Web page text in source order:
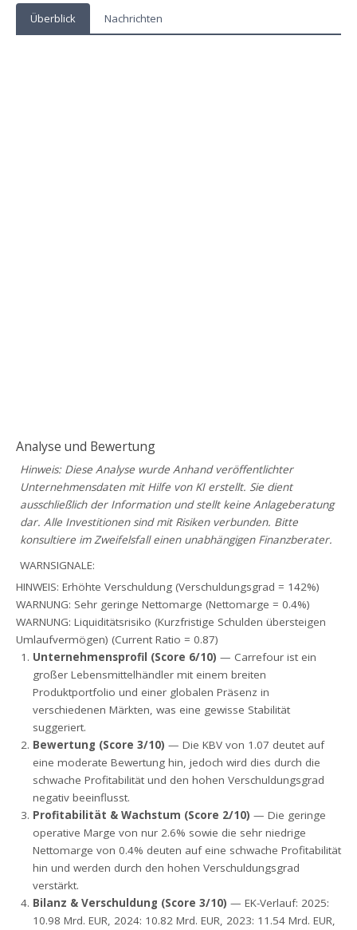
Überblick Nachrichten
Analyse und Bewertung
Hinweis: Diese Analyse wurde Anhand veröffentlichter
Unternehmensdaten mit Hilfe von KI erstellt. Sie dient
ausschließlich der Information und stellt keine Anlageberatung
dar. Alle Investitionen sind mit Risiken verbunden. Bitte
konsultiere im Zweifelsfall einen unabhängigen Finanzberater.
WARNSIGNALE:
HINWEIS: Erhöhte Verschuldung (Verschuldungsgrad = 142%)
WARNUNG: Sehr geringe Nettomarge (Nettomarge = 0.4%)
WARNUNG: Liquiditätsrisiko (Kurzfristige Schulden übersteigen
Umlaufvermögen) (Current Ratio = 0.87)
Unternehmensprofil (Score 6/10) — Carrefour ist ein
großer Lebensmittelhändler mit einem breiten
Produktportfolio und einer globalen Präsenz in
verschiedenen Märkten, was eine gewisse Stabilität
suggeriert.
Bewertung (Score 3/10) — Die KBV von 1.07 deutet auf
eine moderate Bewertung hin, jedoch wird dies durch die
schwache Profitabilität und den hohen Verschuldungsgrad
negativ beeinflusst.
Profitabilität & Wachstum (Score 2/10) — Die geringe
operative Marge von nur 2.6% sowie die sehr niedrige
Nettomarge von 0.4% deuten auf eine schwache Profitabilität
hin und werden durch den hohen Verschuldungsgrad
verstärkt.
Bilanz & Verschuldung (Score 3/10) — EK-Verlauf: 2025:
10.98 Mrd. EUR, 2024: 10.82 Mrd. EUR, 2023: 11.54 Mrd. EUR,